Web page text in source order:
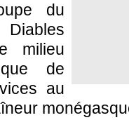
du
milieu
de
au